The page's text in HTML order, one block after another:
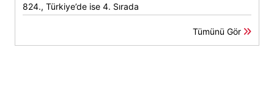
824., Türkiye’de ise 4. Sırada
Tümünü Gör